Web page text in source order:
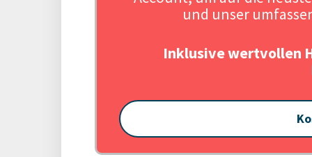
und unser
Inklusive wertvollen